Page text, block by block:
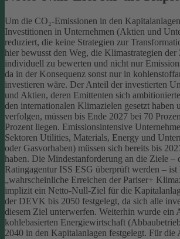
Um die CO₂-Emissionen in den
Investitionen in Unternehmen (Aktien und
reduziert, die keine Strategien zur
hier bewusst den Weg, die Klimastrategien der
individuell zu bewerten und nicht nur
da in der Konsequenz sonst nur in
investieren wäre. Der Anteil der investierten
und Aktien, deren Emittenten sich
den internationalen Klimazielen gesetzt haben
verfolgen, müssen bis Ende 2027 bei 70
Prozent liegen. Emissionsintensive
Sektoren Utilities, Materials, Energy und
oder Gasvorhaben) müssen sich bereits bis
haben. Die Mindestanforderung an die Ziele –
Ratingagentur ISS ESG überprüft werden – ist
„wahrscheinliche Erreichen der Pariser+
implizit ein Netto-Null-Ziel für die
der DEVK bis 2050 festgelegt, da sich alle
diesem Ziel unterwerfen. Weiterhin wurde ein
kohlebasierten Energiewirtschaft
2040 in den Kapitalanlagen festgelegt. Für die